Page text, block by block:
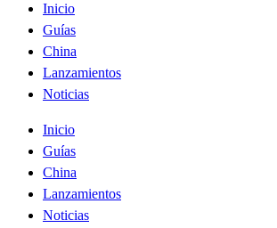
Inicio
Guías
China
Lanzamientos
Noticias
Inicio
Guías
China
Lanzamientos
Noticias